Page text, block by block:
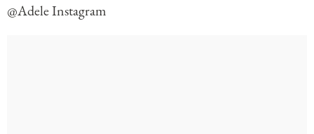
@Adele Instagram